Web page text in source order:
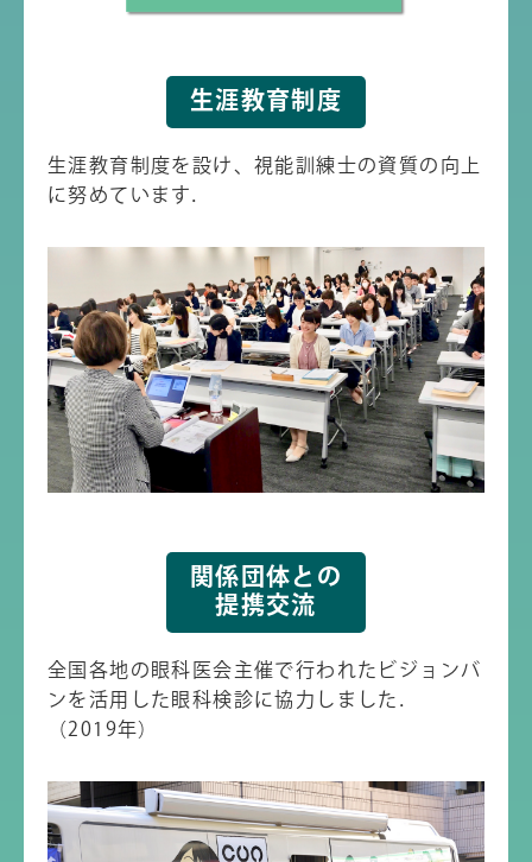
生涯教育制度
生涯教育制度を設け、視能訓練士の資質の向上
に努めています．
関係団体との
提携交流
全国各地の眼科医会主催で行われたビジョンバ
ンを活用した眼科検診に協力しました．
（2019年）